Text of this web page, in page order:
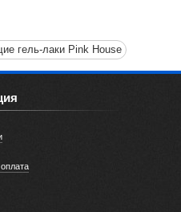
гель-лаки Pink House